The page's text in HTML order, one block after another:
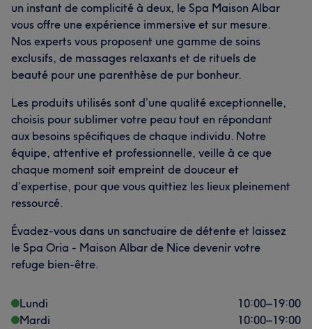
un instant de complicité à deux, le Spa Maison Albar
vous offre une expérience immersive et sur mesure.
Nos experts vous proposent une gamme de soins
exclusifs, de massages relaxants et de rituels de
beauté pour une parenthèse de pur bonheur.
Les produits utilisés sont d’une qualité exceptionnelle,
choisis pour sublimer votre peau tout en répondant
aux besoins spécifiques de chaque individu. Notre
équipe, attentive et professionnelle, veille à ce que
chaque moment soit empreint de douceur et
d’expertise, pour que vous quittiez les lieux pleinement
ressourcé.
Évadez-vous dans un sanctuaire de détente et laissez
le Spa Oria - Maison Albar de Nice devenir votre
refuge bien-être.
Lundi 10:00–19:00
Mardi
10:00–19:00